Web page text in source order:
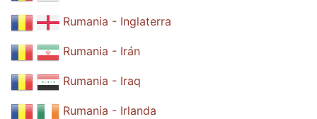
Rumania - Inglaterra
Rumania - Irán
Rumania - Iraq
Rumania - Irlanda